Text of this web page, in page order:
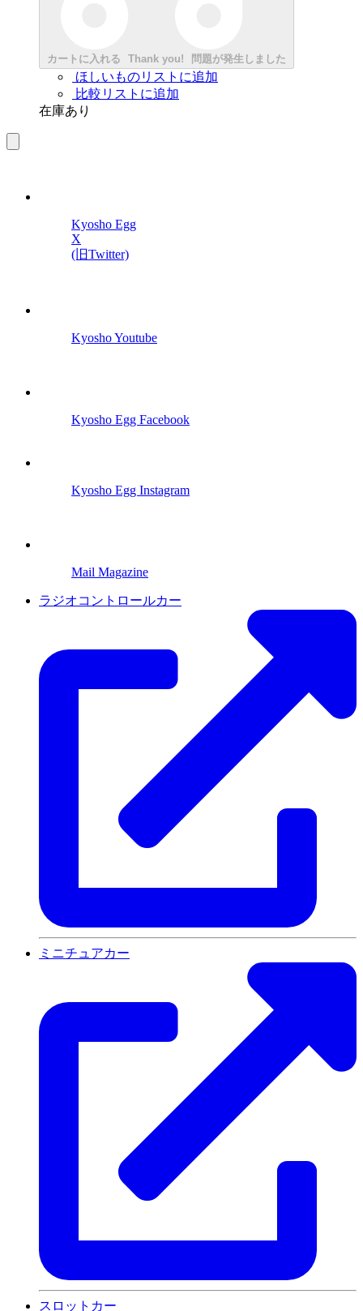
カートに入れる Thank you! 問題が発生しました
ほしいものリストに追加
比較リストに追加
在庫あり
Kyosho Egg
X
(旧Twitter)
Kyosho Youtube
Kyosho Egg Facebook
Kyosho Egg Instagram
Mail Magazine
ラジオコントロールカー
ミニチュアカー
スロットカー